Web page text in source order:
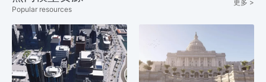
Popular resources
更多 >